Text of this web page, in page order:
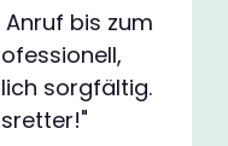
bis zum
sorgfältig.